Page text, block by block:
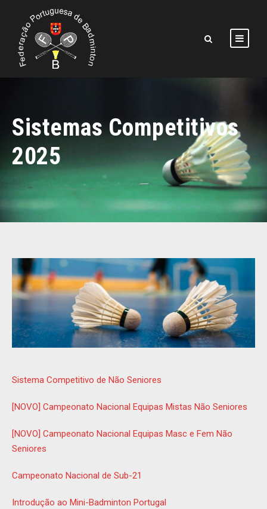
Sistemas Competitivos
2025
Sistema Competitivo de Não Seniores
[NOVO] Campeonato Nacional Equipas Mistas Não Seniores
[NOVO] Campeonato Nacional Equipas Masc e Fem Não
Seniores
Campeonato Nacional de Sub-21
Introdução ao Mini-Badminton Portugal